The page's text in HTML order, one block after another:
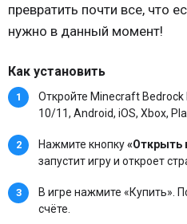
превратить почти все, что
нужно в данный момент!
Как установить
Откройте Minecraft Bedrock
10/11, Android, iOS, Xbox,
Нажмите кнопку«Открыть
запустит игру и откроет
В игре нажмите «Купить».
счёте.